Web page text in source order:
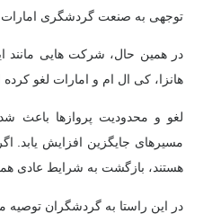
توجهی به صنعت گردشگری امارات،
در همین حال، شرکت هایی مانند
هانزا، کی ال ام و امارات لغو کرده
لغو و محدودیت پروازها باعث
مسیرهای جایگزین افزایش یابد.
هستند، بازگشت به شرایط عادی
در این راستا به گردشگران